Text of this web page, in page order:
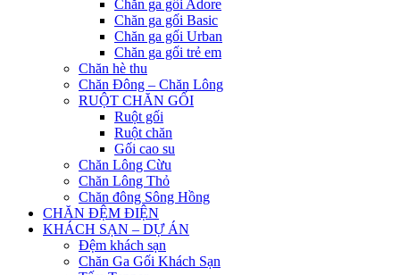
Chăn ga gối Adore
Chăn ga gối Basic
Chăn ga gối Urban
Chăn ga gối trẻ em
Chăn hè thu
Chăn Đông – Chăn Lông
RUỘT CHĂN GỐI
Ruột gối
Ruột chăn
Gối cao su
Chăn Lông Cừu
Chăn Lông Thỏ
Chăn đông Sông Hồng
CHĂN ĐỆM ĐIỆN
KHÁCH SẠN – DỰ ÁN
Đệm khách sạn
Chăn Ga Gối Khách Sạn